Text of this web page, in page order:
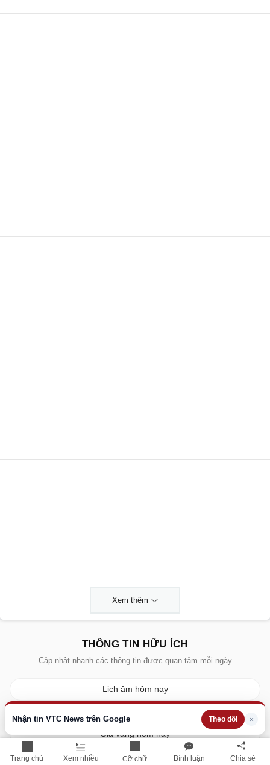
Trang chủ Xem nhiều Cỡ chữ Bình luận Chia sẻ
Nhận tin VTC News trên Google Theo dõi ×
Xem thêm
THÔNG TIN HỮU ÍCH
Cập nhật nhanh các thông tin được quan tâm mỗi ngày
Lịch âm hôm nay
Giá vàng hôm nay
Giá bạc hôm nay